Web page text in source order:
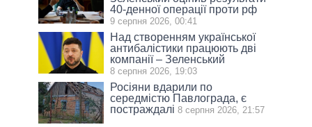
40-денної операції проти рф
9 серпня 2026, 00:41
Над створенням української
антибалістики працюють дві
компанії – Зеленський
8 серпня 2026, 19:03
Росіяни вдарили по
середмістю Павлограда, є
постраждалі 8 серпня 2026, 21:57